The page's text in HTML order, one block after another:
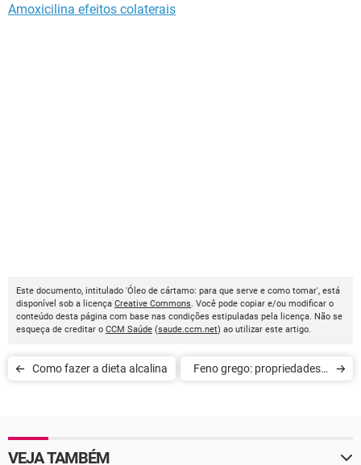
Amoxicilina efeitos colaterais
Este documento, intitulado 'Óleo de cártamo: para que serve e como tomar', está
disponível sob a licença Creative Commons. Você pode copiar e/ou modificar o
conteúdo desta página com base nas condições estipuladas pela licença. Não se
esqueça de creditar o CCM Saúde (saude.ccm.net) ao utilizar este artigo.
Como fazer a dieta alcalina
Feno grego: propriedades e
VEJA TAMBÉM